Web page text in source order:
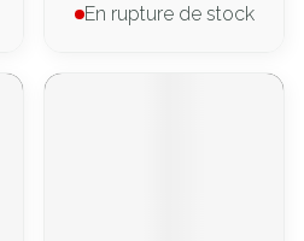
En rupture de stock